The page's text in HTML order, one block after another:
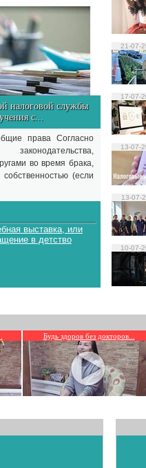
налоговой службы
с...
права Согласно
во время брака,
(если
выставка, или
в детство
21-07-
17-07-
13-07-
13-07-
10-07-
Будь здоров
Будь здоров без докторов...